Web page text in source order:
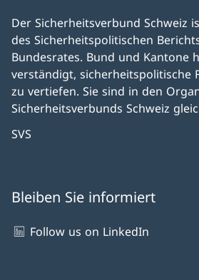
Der Sicherheitsverbund Schweiz
des Sicherheitspolitischen
Bundesrates. Bund und Kantone
verständigt, sicherheitspolitische
zu vertiefen. Sie sind in den
Sicherheitsverbunds Schweiz
SVS
Bleiben Sie informiert
Follow us on LinkedIn